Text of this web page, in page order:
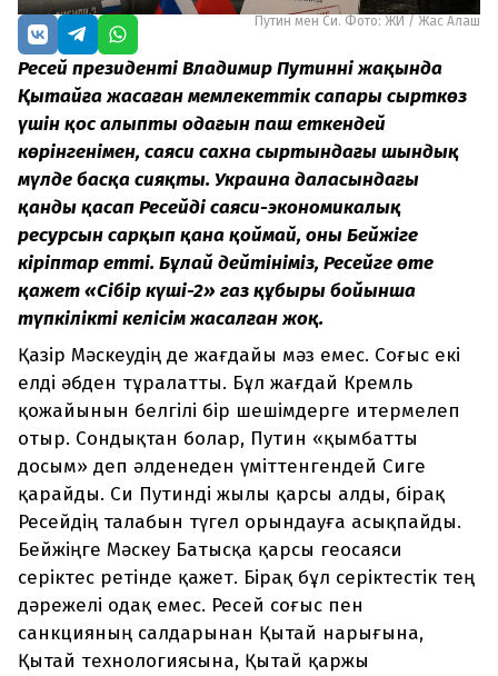
Путин мен Си. Фото: ЖИ / Жас Алаш
Ресей президенті Владимир Путиннің жақында
Қытайға жасаған мемлекеттік сапары сырткөз
үшін қос алыптың одағын паш еткендей
көрінгенімен, саяси сахна сыртындағы шындық
мүлде басқа сияқты. Украина даласындағы
қанды қасап Ресейдің саяси-экономикалық
ресурсын сарқып қана қоймай, оны Бейжіңге
кіріптар етті. Бұлай дейтініміз, Ресейге өте
қажет «Сібір күші-2» газ құбыры бойынша
түпкілікті келісім жасалған жоқ.
Қазір Мәскеудің де жағдайы мәз емес. Соғыс екі
елді әбден тұралатты. Бұл жағдай Кремль
қожайынын белгілі бір шешімдерге итермелеп
отыр. Сондықтан болар, Путин «қымбатты
досым» деп әлденеден үміттенгендей Сиге
қарайды. Си Путинді жылы қарсы алды, бірақ
Ресейдің талабын түгел орындауға асықпайды.
Бейжіңге Мәскеу Батысқа қарсы геосаяси
серіктес ретінде қажет. Бірақ бұл серіктестік тең
дәрежелі одақ емес. Ресей соғыс пен
санкцияның салдарынан Қытай нарығына,
Қытай технологиясына, Қытай қаржы